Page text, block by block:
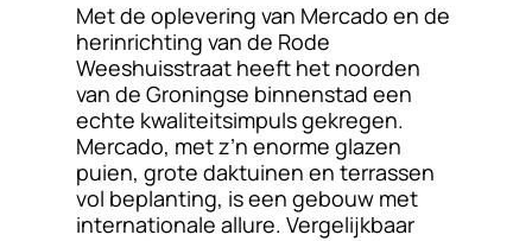
Met de oplevering van Mercado en de
herinrichting van de Rode
Weeshuisstraat heeft het noorden
van de Groningse binnenstad een
echte kwaliteitsimpuls gekregen.
Mercado, met z’n enorme glazen
puien, grote daktuinen en terrassen
vol beplanting, is een gebouw met
internationale allure. Vergelijkbaar